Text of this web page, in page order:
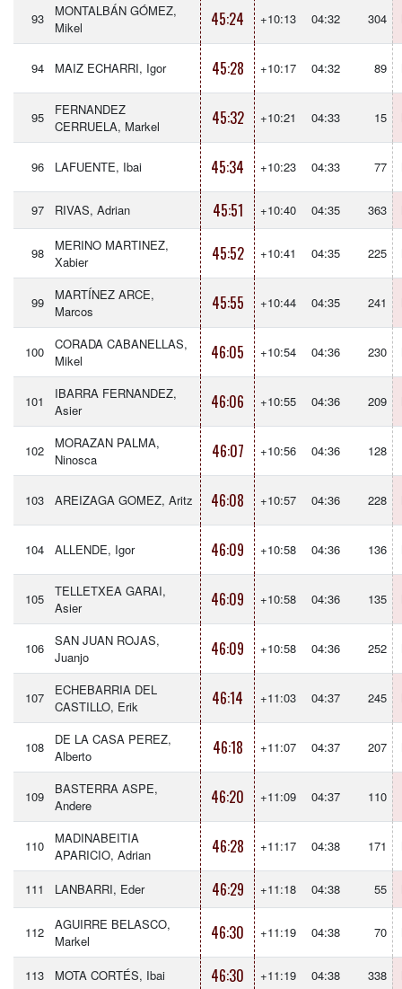
93
MONTALBÁN GÓMEZ,
Mikel
45:24 +10:13 04:32 304
94 MAIZ ECHARRI, Igor 45:28 +10:17 04:32 89
95
FERNANDEZ
CERRUELA, Markel
45:32 +10:21 04:33 15
96 LAFUENTE, Ibai 45:34 +10:23 04:33 77
97 RIVAS, Adrian 45:51 +10:40 04:35 363
98
MERINO MARTINEZ,
Xabier
45:52 +10:41 04:35 225
99
MARTÍNEZ ARCE,
Marcos
45:55 +10:44 04:35 241
100
CORADA CABANELLAS,
Mikel
46:05 +10:54 04:36 230
101
IBARRA FERNANDEZ,
Asier
46:06 +10:55 04:36 209
102
MORAZAN PALMA,
Ninosca
46:07 +10:56 04:36 128
103 AREIZAGA GOMEZ, Aritz 46:08 +10:57 04:36 228
104 ALLENDE, Igor 46:09 +10:58 04:36 136
105
TELLETXEA GARAI,
Asier
46:09 +10:58 04:36 135
106
SAN JUAN ROJAS,
Juanjo
46:09 +10:58 04:36 252
107
ECHEBARRIA DEL
CASTILLO, Erik
46:14 +11:03 04:37 245
108
DE LA CASA PEREZ,
Alberto
46:18 +11:07 04:37 207
109
BASTERRA ASPE,
Andere
46:20 +11:09 04:37 110
110
MADINABEITIA
APARICIO, Adrian
46:28 +11:17 04:38 171
111 LANBARRI, Eder 46:29 +11:18 04:38 55
112
AGUIRRE BELASCO,
Markel
46:30 +11:19 04:38 70
113 MOTA CORTÉS, Ibai 46:30 +11:19 04:38 338